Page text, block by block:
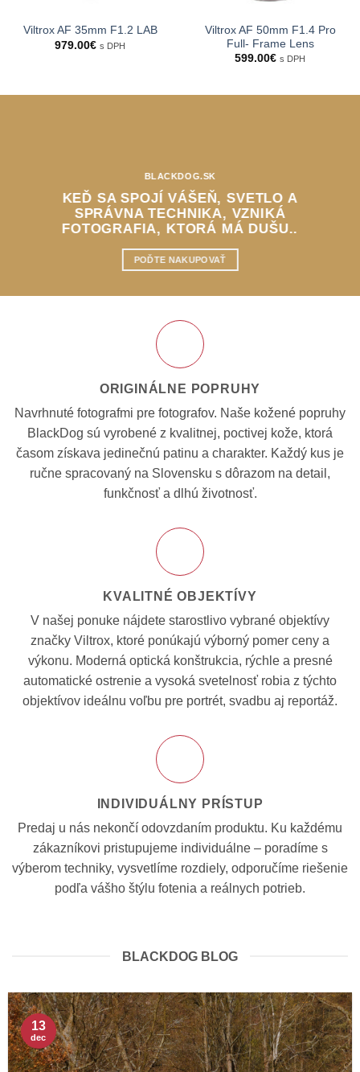
Viltrox AF 35mm F1.2 LAB
979.00€ s DPH
Viltrox AF 50mm F1.4 Pro
Full- Frame Lens
599.00€ s DPH
BLACKDOG.SK
KEĎ SA SPOJÍ VÁŠEŇ, SVETLO A
SPRÁVNA TECHNIKA, VZNIKÁ
FOTOGRAFIA, KTORÁ MÁ DUŠU..
POĎTE NAKUPOVAŤ
ORIGINÁLNE POPRUHY
Navrhnuté fotografmi pre fotografov. Naše kožené popruhy
BlackDog sú vyrobené z kvalitnej, poctivej kože, ktorá
časom získava jedinečnú patinu a charakter. Každý kus je
ručne spracovaný na Slovensku s dôrazom na detail,
funkčnosť a dlhú životnosť.
KVALITNÉ OBJEKTÍVY
V našej ponuke nájdete starostlivo vybrané objektívy
značky Viltrox, ktoré ponúkajú výborný pomer ceny a
výkonu. Moderná optická konštrukcia, rýchle a presné
automatické ostrenie a vysoká svetelnosť robia z týchto
objektívov ideálnu voľbu pre portrét, svadbu aj reportáž.
INDIVIDUÁLNY PRÍSTUP
Predaj u nás nekončí odovzdaním produktu. Ku každému
zákazníkovi pristupujeme individuálne – poradíme s
výberom techniky, vysvetlíme rozdiely, odporučíme riešenie
podľa vášho štýlu fotenia a reálnych potrieb.
BLACKDOG BLOG
13
dec